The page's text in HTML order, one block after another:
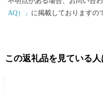
AQ）」 に掲載しておりますの
この返礼品を見ている